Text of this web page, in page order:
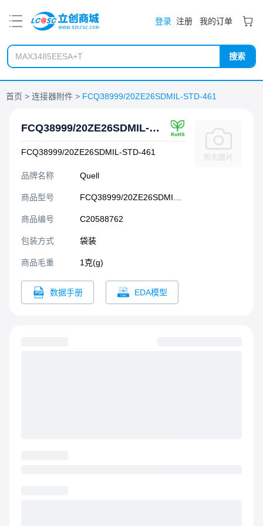
登录 注册 我的订单
搜索
首页 连接器附件 FCQ38999/20ZE26SDMIL-STD-461
FCQ38999/20ZE26SDMIL-STD-461
FCQ38999/20ZE26SDMIL-STD-461
品牌名称 Quell
商品型号
商品编号 C20588762
包装方式 袋装
商品毛重 1克(g)
数据手册 EDA模型